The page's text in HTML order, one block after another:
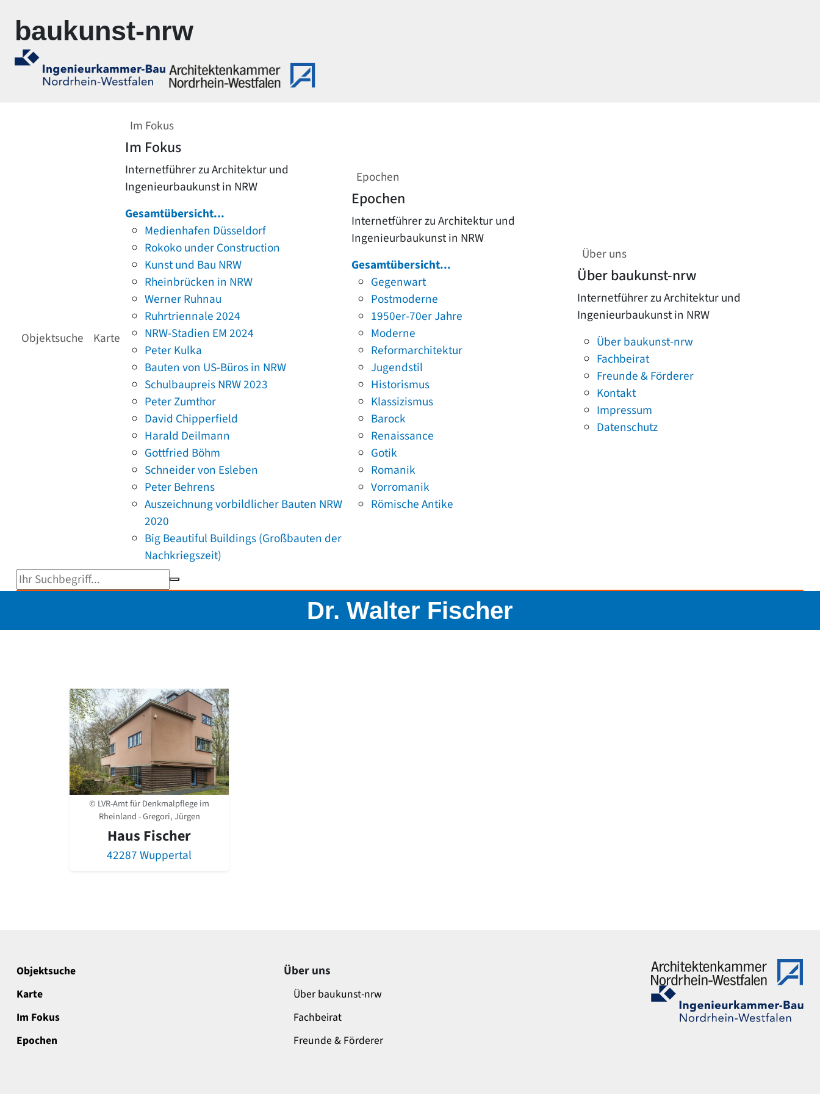
baukunst-nrw
Objektsuche Karte
Im Fokus
Im Fokus
Internetführer zu Architektur und
Ingenieurbaukunst in NRW
Gesamtübersicht...
Medienhafen Düsseldorf
Rokoko under Construction
Kunst und Bau NRW
Rheinbrücken in NRW
Werner Ruhnau
Ruhrtriennale 2024
NRW-Stadien EM 2024
Peter Kulka
Bauten von US-Büros in NRW
Schulbaupreis NRW 2023
Peter Zumthor
David Chipperfield
Harald Deilmann
Gottfried Böhm
Schneider von Esleben
Peter Behrens
Auszeichnung vorbildlicher Bauten NRW
2020
Big Beautiful Buildings (Großbauten der
Nachkriegszeit)
Epochen
Epochen
Internetführer zu Architektur und
Ingenieurbaukunst in NRW
Gesamtübersicht...
Gegenwart
Postmoderne
1950er-70er Jahre
Moderne
Reformarchitektur
Jugendstil
Historismus
Klassizismus
Barock
Renaissance
Gotik
Romanik
Vorromanik
Römische Antike
Über uns
Über baukunst-nrw
Internetführer zu Architektur und
Ingenieurbaukunst in NRW
Über baukunst-nrw
Fachbeirat
Freunde & Förderer
Kontakt
Impressum
Datenschutz
Suchbegriff eingeben
Dr. Walter Fischer
© LVR-Amt für Denkmalpflege im
Rheinland - Gregori, Jürgen
Haus Fischer
42287 Wuppertal
Objektsuche
Karte
Im Fokus
Epochen
Über uns
Über baukunst-nrw
Fachbeirat
Freunde & Förderer